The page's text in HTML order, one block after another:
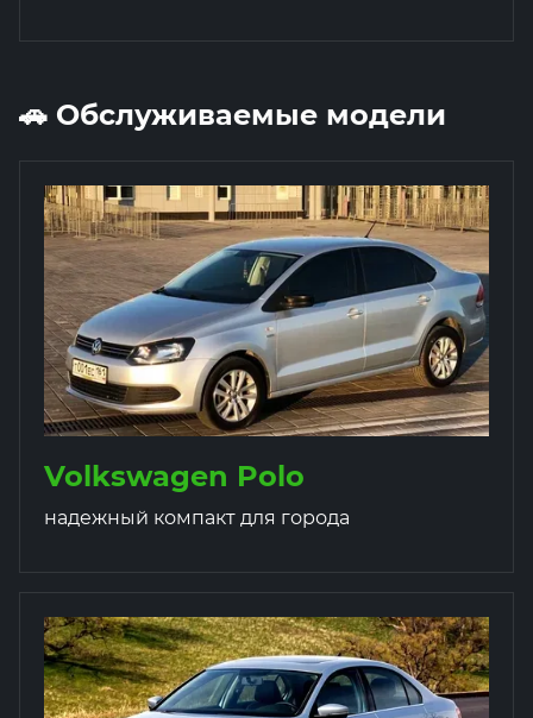
🚗 Обслуживаемые модели
Volkswagen Polo
надежный компакт для города